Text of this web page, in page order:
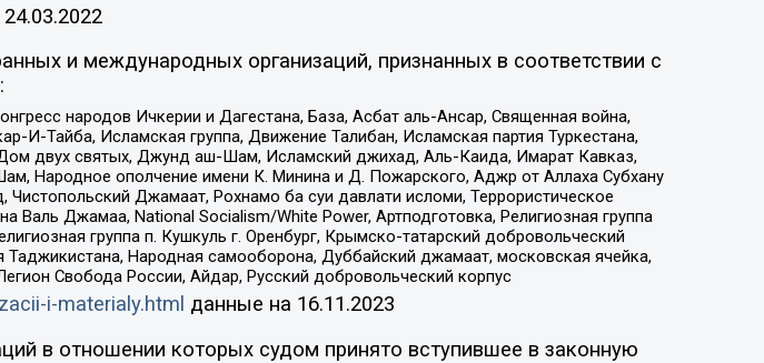
24.03.2022
и международных организаций, признанных в соответствии с
народов Ичкерии и Дагестана, База, Асбат аль-Ансар, Священная война,
И-Тайба, Исламская группа, Движение Талибан, Исламская партия Туркестана,
двух святых, Джунд аш-Шам, Исламский джихад, Аль-Каида, Имарат Кавказ,
Народное ополчение имени К. Минина и Д. Пожарского, Аджр от Аллаха Субхану
Джамаат, Рохнамо ба суи давлати исломи, Террористическое
Джамаа, National Socialism/White Power, Артподготовка, Религиозная группа
группа п. Кушкуль г. Оренбург, Крымско-татарский добровольческий
Народная самооборона, Дуббайский джамаат, московская ячейка,
Свобода России, Айдар, Русский добровольческий корпус
i-materialy.html данные на 16.11.2023
в отношении которых судом принято вступившее в законную